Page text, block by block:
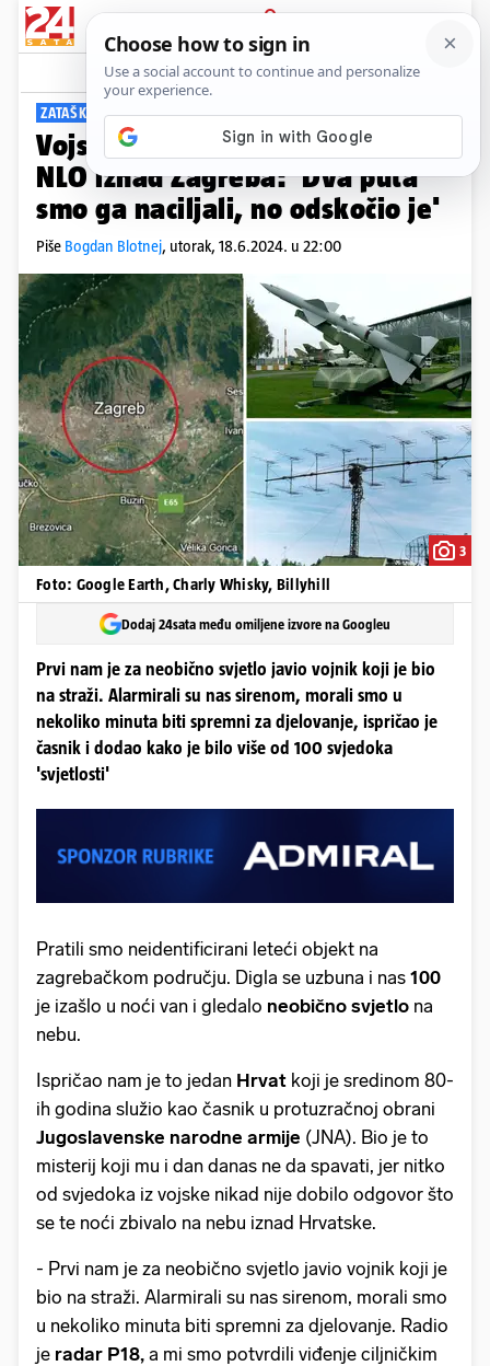
PRIJAVA
Viral Komentari
ZATAŠKANA PRIČA
Vojska je 80-ih pokušala srušiti
NLO iznad Zagreba: 'Dva puta
smo ga naciljali, no odskočio je'
Piše Bogdan Blotnej, utorak, 18.6.2024. u 22:00
3
Foto: Google Earth, Charly Whisky, Billyhill
Dodaj 24sata među omiljene izvore na Googleu
Prvi nam je za neobično svjetlo javio vojnik koji je bio
na straži. Alarmirali su nas sirenom, morali smo u
nekoliko minuta biti spremni za djelovanje, ispričao je
časnik i dodao kako je bilo više od 100 svjedoka
'svjetlosti'
Pratili smo neidentificirani leteći objekt na
zagrebačkom području. Digla se uzbuna i nas 100
je izašlo u noći van i gledalo neobično svjetlo na
nebu.
Ispričao nam je to jedan Hrvat koji je sredinom 80-
ih godina služio kao časnik u protuzračnoj obrani
Jugoslavenske narodne armije (JNA). Bio je to
misterij koji mu i dan danas ne da spavati, jer nitko
od svjedoka iz vojske nikad nije dobilo odgovor što
se te noći zbivalo na nebu iznad Hrvatske.
- Prvi nam je za neobično svjetlo javio vojnik koji je
bio na straži. Alarmirali su nas sirenom, morali smo
u nekoliko minuta biti spremni za djelovanje. Radio
je radar P18, a mi smo potvrdili viđenje ciljničkim